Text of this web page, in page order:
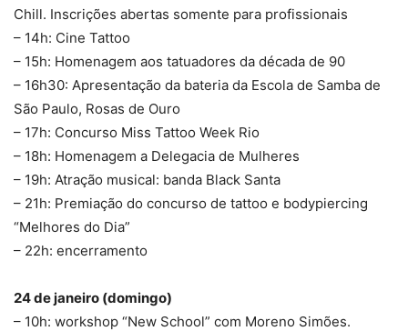
Chill. Inscrições abertas somente para profissionais
– 14h: Cine Tattoo
– 15h: Homenagem aos tatuadores da década de 90
– 16h30: Apresentação da bateria da Escola de Samba de
São Paulo, Rosas de Ouro
– 17h: Concurso Miss Tattoo Week Rio
– 18h: Homenagem a Delegacia de Mulheres
– 19h: Atração musical: banda Black Santa
– 21h: Premiação do concurso de tattoo e bodypiercing
“Melhores do Dia”
– 22h: encerramento
24 de janeiro (domingo)
– 10h: workshop “New School” com Moreno Simões.